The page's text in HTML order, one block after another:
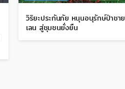
วิริยะประกันภัย หนุนอนุรักษ์ป่าชาย
เลน สู่ชุมชนยั่งยืน